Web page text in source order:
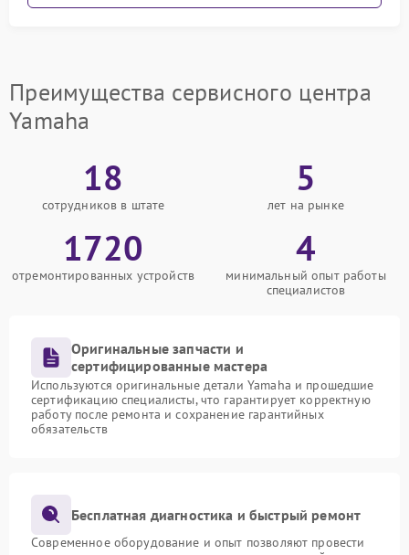
Преимущества сервисного центра
Yamaha
18
сотрудников в штате
5
лет на рынке
1720
отремонтированных устройств
4
минимальный опыт работы
специалистов
Оригинальные запчасти и
сертифицированные мастера
Используются оригинальные детали Yamaha и прошедшие
сертификацию специалисты, что гарантирует корректную
работу после ремонта и сохранение гарантийных
обязательств
Бесплатная диагностика и быстрый ремонт
Современное оборудование и опыт позволяют провести